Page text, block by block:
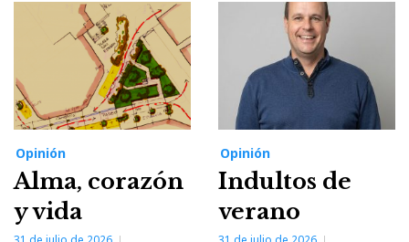
Opinión
Alma, corazón
y vida
Opinión
Indultos de
verano